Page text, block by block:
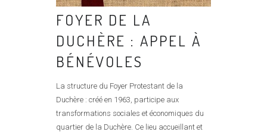
FOYER DE LA
DUCHÈRE : APPEL À
BÉNÉVOLES
La structure du Foyer Protestant de la
Duchère : créé en 1963, participe aux
transformations sociales et économiques du
quartier de la Duchère. Ce lieu accueillant et